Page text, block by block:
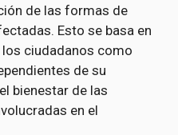
de las formas de
Esto se basa en
ciudadanos como
de su
bienestar de las
en el